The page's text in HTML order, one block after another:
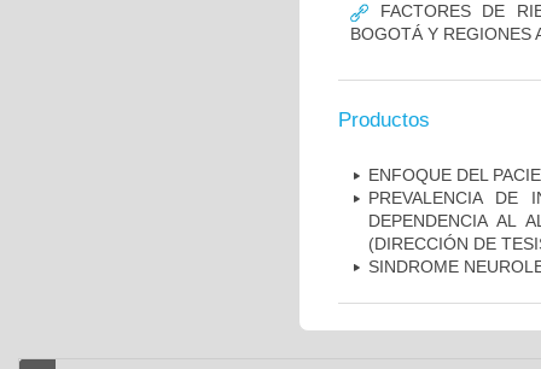
FACTORES DE
BOGOTÁ Y REGIONES
Productos
ENFOQUE DEL
PREVALENCIA DE
DEPENDENCIA AL
(DIRECCIÓN DE
SINDROME